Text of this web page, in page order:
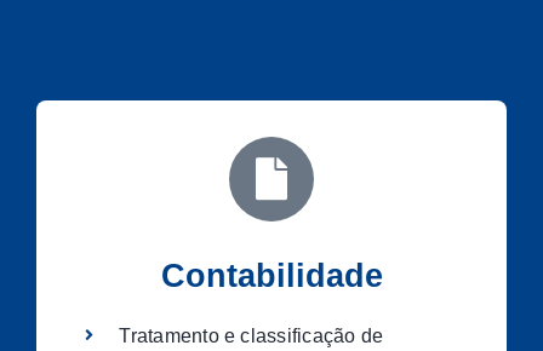
Contabilidade
Tratamento e classificação de